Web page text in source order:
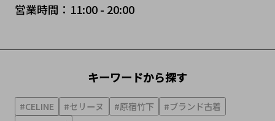
営業時間：11:00 - 20:00
キーワードから探す
#CELINE #セリーヌ #原宿竹下
#ブランド古着